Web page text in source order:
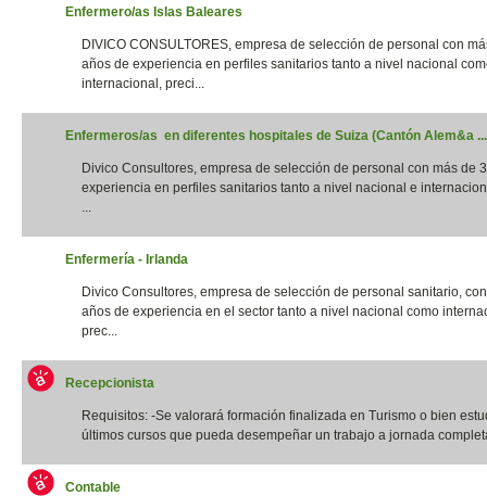
Enfermero/as Islas Baleares
DIVICO CONSULTORES, empresa de selección de personal con
años de experiencia en perfiles sanitarios tanto a nivel nacional
internacional, preci...
Enfermeros/as en diferentes hospitales de Suiza (Cantón Alem&a ...
Divico Consultores, empresa de selección de personal con más de
experiencia en perfiles sanitarios tanto a nivel nacional e
...
Enfermería - Irlanda
Divico Consultores, empresa de selección de personal sanitario,
años de experiencia en el sector tanto a nivel nacional como
prec...
Recepcionista
Requisitos: -Se valorará formación finalizada en Turismo o bien
últimos cursos que pueda desempeñar un trabajo a jornada
Contable